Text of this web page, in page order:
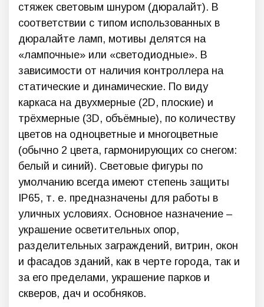
стяжек световым шнуром (дюралайт). В
соответствии с типом использованных в
дюралайте ламп, мотивы делятся на
«лампочные» или «светодиодные». В
зависимости от наличия контроллера на
статические и динамические. По виду
каркаса на двухмерные (2D, плоские) и
трёхмерные (3D, объёмные), по количеству
цветов на одноцветные и многоцветные
(обычно 2 цвета, гармонирующих со снегом:
белый и синий). Световые фигуры по
умолчанию всегда имеют степень защиты
IP65, т. е. предназначены для работы в
уличных условиях. Основное назначение –
украшение осветительных опор,
разделительных заграждений, витрин, окон
и фасадов зданий, как в черте города, так и
за его пределами, украшение парков и
скверов, дач и особняков.